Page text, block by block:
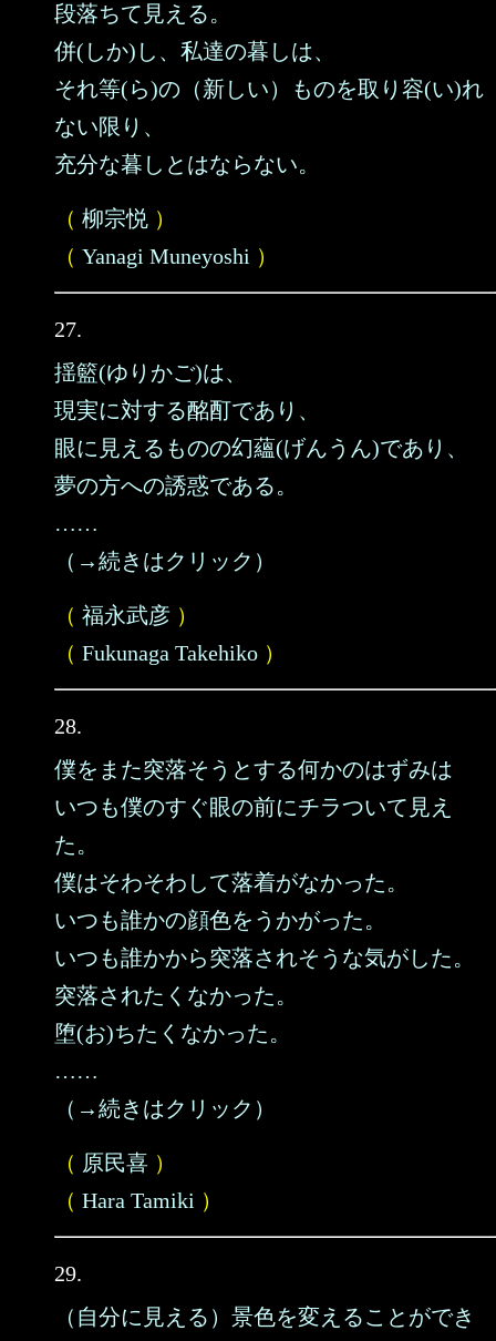
段落ちて見える。
併(しか)し、私達の暮しは、
それ等(ら)の（新しい）ものを取り容(い)れ
ない限り、
充分な暮しとはならない。
（ 柳宗悦 ）
（ Yanagi Muneyoshi ）
27.
揺籃(ゆりかご)は、
現実に対する酩酊であり、
眼に見えるものの幻蘊(げんうん)であり、
夢の方への誘惑である。
……
（→続きはクリック）
（ 福永武彦 ）
（ Fukunaga Takehiko ）
28.
僕をまた突落そうとする何かのはずみは
いつも僕のすぐ眼の前にチラついて見え
た。
僕はそわそわして落着がなかった。
いつも誰かの顔色をうかがった。
いつも誰かから突落されそうな気がした。
突落されたくなかった。
堕(お)ちたくなかった。
……
（→続きはクリック）
（ 原民喜 ）
（ Hara Tamiki ）
29.
（自分に見える）景色を変えることができ